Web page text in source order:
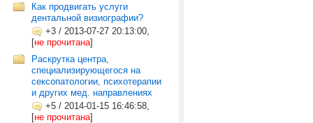
Как продвигать услуги
дентальной визиографии?
+3 / 2013-07-27 20:13:00,
[не прочитана]
Раскрутка центра,
специализирующегося на
сексопатологии, психотерапии
и других мед. направлениях
+5 / 2014-01-15 16:46:58,
[не прочитана]